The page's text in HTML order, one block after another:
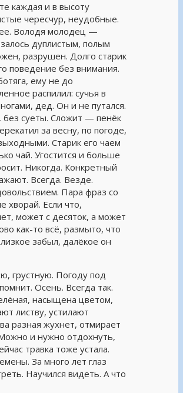
каждая и в высоту
чересчур, неудобные.
Володя молодец —
дуплистым, полым
разрушен. Долго старик
поведение без внимания.
ему не до
распилил: сучья в
дед. Он и не путался.
без суеты. Сложит — пенёк
за весну, по погоде,
Старик его чаем
чай. Угостится и больше
Никогда. Конкретный
Всегда. Везде.
Пара фраз со
хворай. Если что,
может с десяток, а может
как-то всё, размыто, что
забыл, далёкое он
грустную. Погоду под
Осень. Всегда так.
насыщена цветом,
листву, устилают
разная жухнет, отмирает
и нужно отдохнуть,
травка тоже устала.
За много лет глаз
Научился видеть. А что